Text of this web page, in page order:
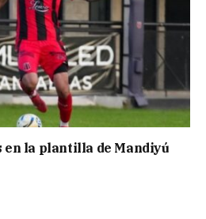
la plantilla de Mandiyú